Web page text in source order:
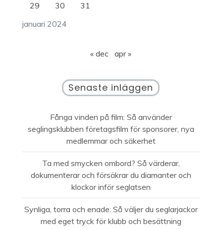
januari 2024
29
30 31
« dec apr »
Senaste inläggen
Fånga vinden på film: Så använder
seglingsklubben företagsfilm för sponsorer, nya
medlemmar och säkerhet
Ta med smycken ombord? Så värderar,
dokumenterar och försäkrar du diamanter och
klockor inför seglatsen
Synliga, torra och enade: Så väljer du seglarjackor
med eget tryck för klubb och besättning